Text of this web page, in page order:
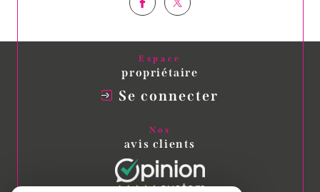
Espace
propriétaire
Se connecter
Nos
avis clients